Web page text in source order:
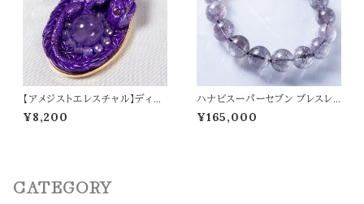
【アメジストエレスチャル】ディー
プバイオレットドラゴン ペンダント
トップ オリジナルアクセサリー 天
¥8,200
ハナビスーパーセブン ブレスレッ
ト 12mm丸玉 パワーストーン 天
然石 t0513
¥165,000
CATEGORY